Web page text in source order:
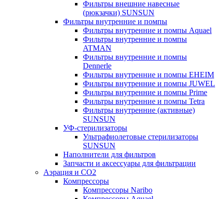
Фильтры внешние навесные
(рюкзачки) SUNSUN
Фильтры внутренние и помпы
Фильтры внутренние и помпы Aquael
Фильтры внутренние и помпы
ATMAN
Фильтры внутренние и помпы
Dennerle
Фильтры внутренние и помпы EHEIM
Фильтры внутренние и помпы JUWEL
Фильтры внутренние и помпы Prime
Фильтры внутренние и помпы Tetra
Фильтры внутренние (активные)
SUNSUN
УФ-стерилизаторы
Ультрафиолетовые стерилизаторы
SUNSUN
Наполнители для фильтров
Запчасти и аксессуары для фильтрации
Аэрация и CO2
Компрессоры
Компрессоры Naribo